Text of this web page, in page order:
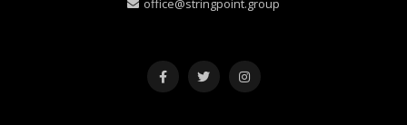
office@stringpoint.group